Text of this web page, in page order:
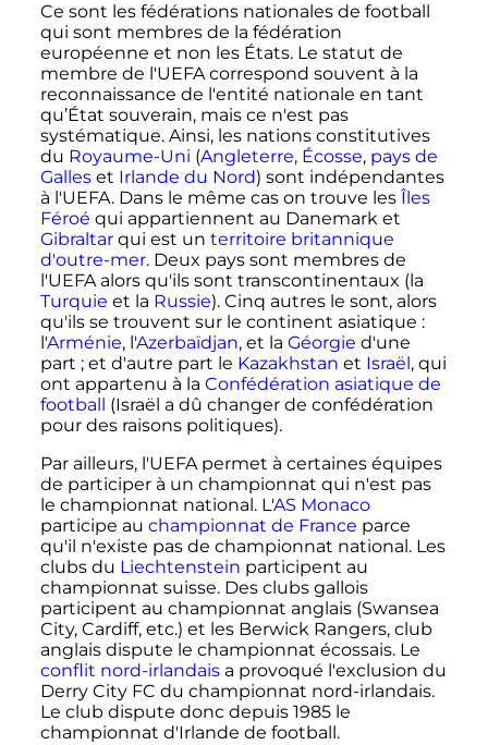
Ce sont les fédérations nationales de football
qui sont membres de la fédération
européenne et non les États. Le statut de
membre de l'UEFA correspond souvent à la
reconnaissance de l'entité nationale en tant
qu’État souverain, mais ce n'est pas
systématique. Ainsi, les nations constitutives
du Royaume-Uni (Angleterre, Écosse, pays de
Galleset Irlande du Nord) sont indépendantes
à l'UEFA. Dans le même cas on trouve les Îles
Féroé qui appartiennent au Danemark et
Gibraltarqui est un territoire britannique
d'outre-mer. Deux pays sont membres de
l'UEFA alors qu'ils sont transcontinentaux (la
Turquie et la Russie). Cinq autres le sont, alors
qu'ils se trouvent sur le continent asiatique :
l'Arménie, l'Azerbaïdjan, et la Géorgie d'une
part ; et d'autre part le Kazakhstan et Israël , qui
ont appartenu à la Confédération asiatique de
football
(Israël a dû changer de confédération
pour des raisons politiques).
Par ailleurs, l'UEFA permet à certaines équipes
de participer à un championnat qui n'est pas
le championnat national. L'AS Monaco
participe au championnat de France parce
qu'il n'existe pas de championnat national. Les
clubs du Liechtenstein participent au
championnat suisse. Des clubs gallois
participent au championnat anglais (Swansea
City, Cardiff, etc.) et les Berwick Rangers, club
anglais dispute le championnat écossais. Le
conflit nord-irlandaisa provoqué l'exclusion du
Derry City FC du championnat nord-irlandais.
Le club dispute donc depuis 1985 le
championnat d'Irlande de football.